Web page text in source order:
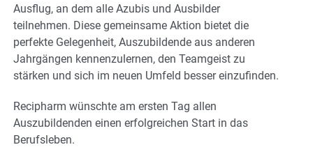
Ausflug, an dem alle Azubis und Ausbilder
teilnehmen. Diese gemeinsame Aktion bietet die
perfekte Gelegenheit, Auszubildende aus anderen
Jahrgängen kennenzulernen, den Teamgeist zu
stärken und sich im neuen Umfeld besser einzufinden.
Recipharm wünschte am ersten Tag allen
Auszubildenden einen erfolgreichen Start in das
Berufsleben.